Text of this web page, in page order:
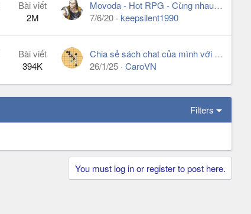
Bài viết
2M
Movoda - Hot RPG - Cùng nhau xây dựng guild của người Việt
7/6/20 keepsilent1990
Bài viết
394K
Chia sẻ sách chat của mình với chat GPT Gemini ... trên hành trình được công nhận là số 1
26/1/25 CaroVN
Filters
You must log in or register to post here.